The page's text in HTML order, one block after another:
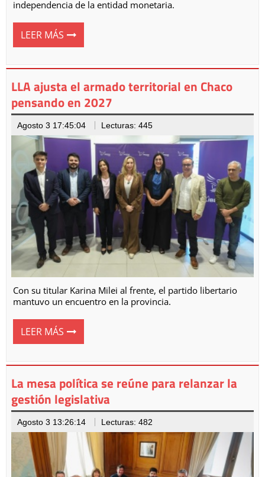
independencia de la entidad monetaria.
LEER MÁS
LLA ajusta el armado territorial en Chaco
pensando en 2027
Agosto 3 17:45:04 Lecturas: 445
Con su titular Karina Milei al frente, el partido libertario
mantuvo un encuentro en la provincia.
LEER MÁS
La mesa política se reúne para relanzar la
gestión legislativa
Agosto 3 13:26:14 Lecturas: 482